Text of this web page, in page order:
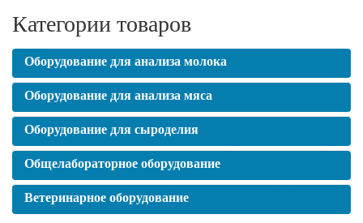
Категории товаров
Оборудование для анализа молока
Оборудование для анализа мяса
Оборудование для сыроделия
Общелабораторное оборудование
Ветеринарное оборудование